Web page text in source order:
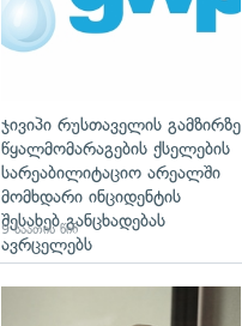
ჯივიპი რუსთაველის გამზირზე
წყალმომარაგების ქსელების
სარეაბილიტაციო არეალში
მომხდარი ინციდენტის
შესახებ განცხადებას
ავრცელებს
9 საათის წინ